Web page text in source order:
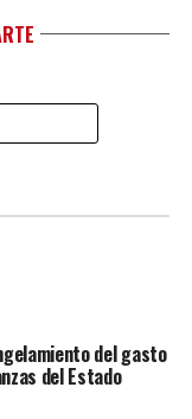
del gasto
del Estado